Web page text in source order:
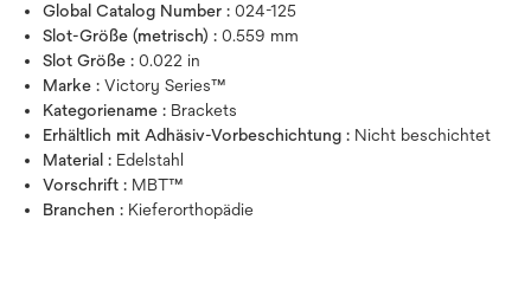
Global Catalog Number : 024-125
Slot-Größe (metrisch) : 0.559 mm
Slot Größe : 0.022 in
Marke : Victory Series™
Kategoriename : Brackets
Erhältlich mit Adhäsiv-Vorbeschichtung : Nicht beschichtet
Material : Edelstahl
Vorschrift : MBT™
Branchen : Kieferorthopädie